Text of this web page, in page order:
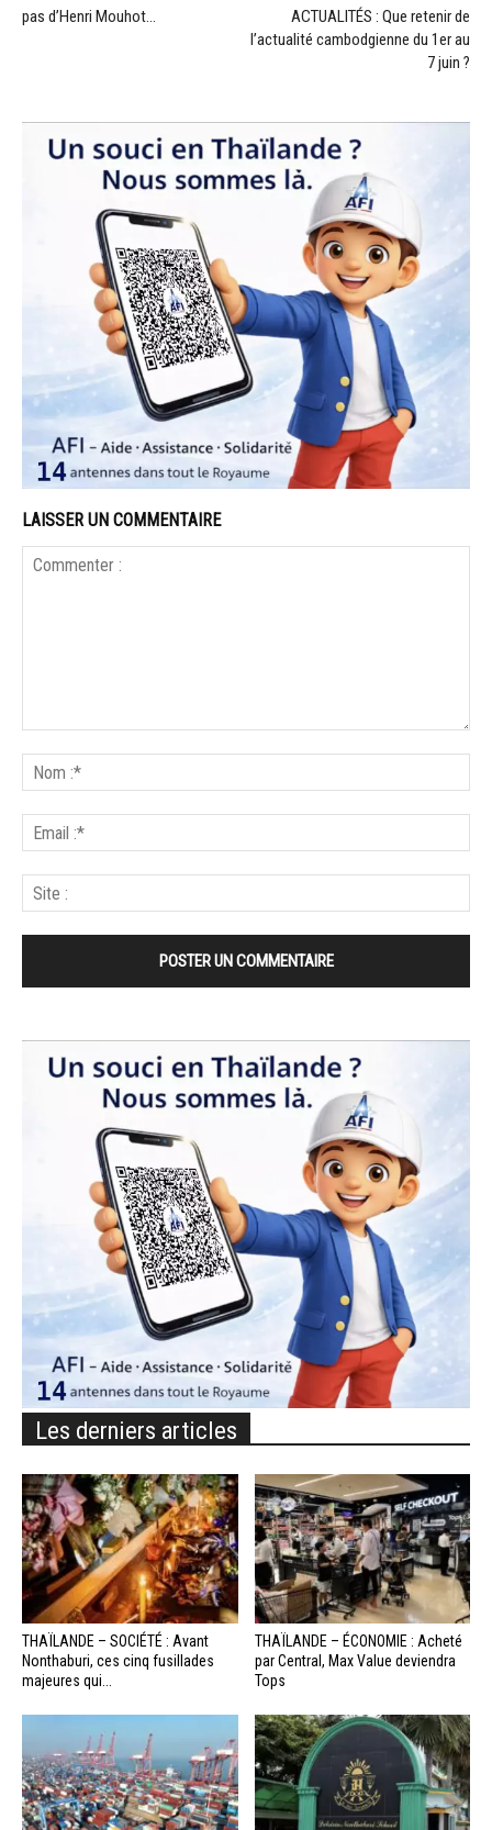
pas d’Henri Mouhot…
ACTUALITÉS : Que retenir de
l’actualité cambodgienne du 1er au
7 juin ?
LAISSER UN COMMENTAIRE
Les derniers articles
THAÏLANDE – SOCIÉTÉ : Avant
Nonthaburi, ces cinq fusillades
majeures qui...
THAÏLANDE – ÉCONOMIE : Acheté
par Central, Max Value deviendra
Tops